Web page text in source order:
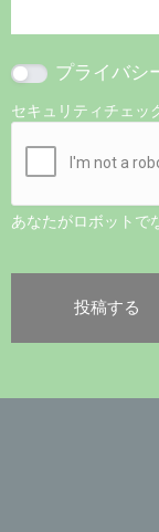
プライバシ
セキュリティチェッ
あなたがロボットで